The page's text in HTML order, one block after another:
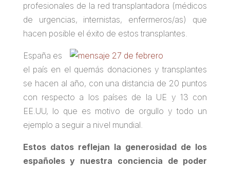
profesionales de la red transplantadora (médicos
de urgencias, internistas, enfermeros/as) que
hacen posible el éxito de estos transplantes.
España es
el país en el quemás donaciones y transplantes
se hacen al año, con una distancia de 20 puntos
con respecto a los países de la UE y 13 con
EE.UU, lo que es motivo de orgullo y todo un
ejemplo a seguir a nivel mundial.
Estos datos reflejan la generosidad de los
españoles y nuestra conciencia de poder